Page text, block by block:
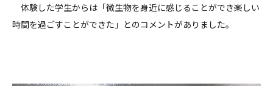
体験した学生からは「微生物を身近に感じることができ楽しい
時間を過ごすことができた」とのコメントがありました。